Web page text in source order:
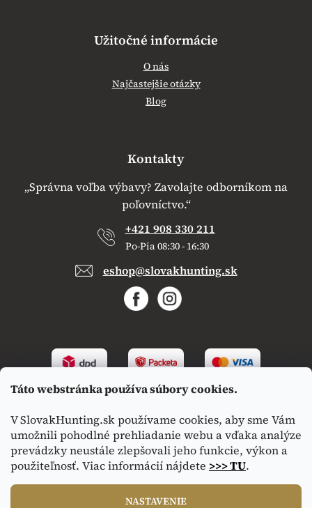
Táto webstránka používa súbory cookies.
V SlovakHunting.sk používame cookies, aby sme Vám
umožnili pohodlné prehliadanie webu a vďaka analýze
prevádzky neustále zlepšovali jeho funkcie, výkon a
použiteľnosť. Viac informácií nájdete >>> TU.
NASTAVENIE
Užitočné informácie
O nás
Najčastejšie otázky
Blog
Kontakty
„Správna voľba výbavy? Zavolajte odborníkom na
poľovníctvo.“
+421 908 330 211
Po-Pia 08:30 - 16:30
eshop@slovakhunting.sk